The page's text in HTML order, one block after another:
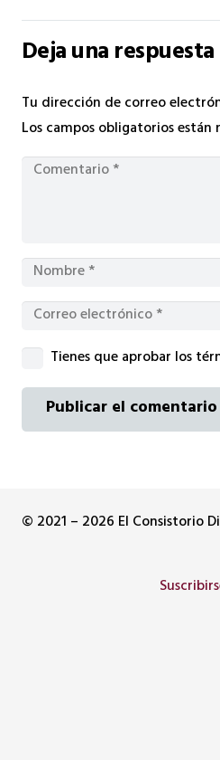
Deja una respuesta
Tu dirección de correo
Los campos obligatorios están
Tienes que aprobar los
Publicar el comentario
© 2021 – 2026 El Consistorio